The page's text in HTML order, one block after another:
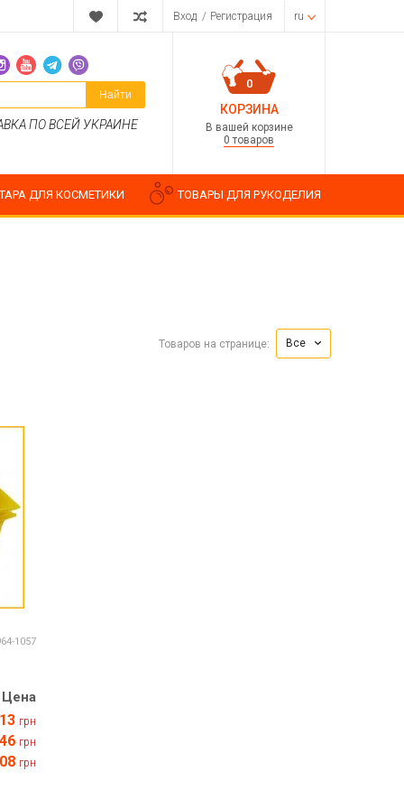
Вход / Регистрация ru
Найти
ПО ВСЕЙ УКРАИНЕ
0
КОРЗИНА
В вашей корзине
0 товаров
Пищевые ароматизаторы
ТАРА ДЛЯ КОСМЕТИКИ ТОВАРЫ ДЛЯ РУКОДЕЛИЯ
Товаров на странице: Все
1057
Цена
грн
грн
грн